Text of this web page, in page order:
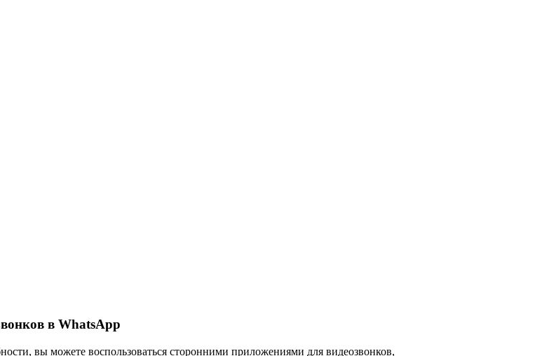
в WhatsApp
вы можете воспользоваться сторонними приложениями для видеозвонков,